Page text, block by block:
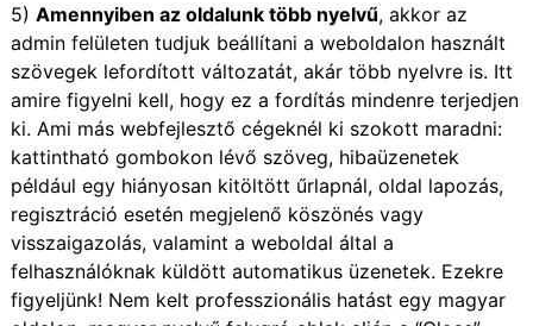
5) Amennyiben az oldalunk több nyelvű, akkor az
admin felületen tudjuk beállítani a weboldalon használt
szövegek lefordított változatát, akár több nyelvre is. Itt
amire figyelni kell, hogy ez a fordítás mindenre terjedjen
ki. Ami más webfejlesztő cégeknél ki szokott maradni:
kattintható gombokon lévő szöveg, hibaüzenetek
például egy hiányosan kitöltött űrlapnál, oldal lapozás,
regisztráció esetén megjelenő köszönés vagy
visszaigazolás, valamint a weboldal által a
felhasználóknak küldött automatikus üzenetek. Ezekre
figyeljünk! Nem kelt professzionális hatást egy magyar